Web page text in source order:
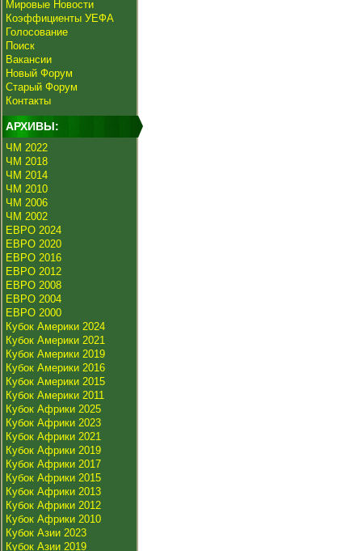
Мировые Новости
Коэффициенты УЕФА
Голосование
Поиск
Вакансии
Новый Форум
Старый Форум
Контакты
АРХИВЫ:
ЧМ 2022
ЧМ 2018
ЧМ 2014
ЧМ 2010
ЧМ 2006
ЧМ 2002
ЕВРО 2024
ЕВРО 2020
ЕВРО 2016
ЕВРО 2012
ЕВРО 2008
ЕВРО 2004
ЕВРО 2000
Кубок Америки 2024
Кубок Америки 2021
Кубок Америки 2019
Кубок Америки 2016
Кубок Америки 2015
Кубок Америки 2011
Кубок Африки 2025
Кубок Африки 2023
Кубок Африки 2021
Кубок Африки 2019
Кубок Африки 2017
Кубок Африки 2015
Кубок Африки 2013
Кубок Африки 2012
Кубок Африки 2010
Кубок Азии 2023
Кубок Азии 2019